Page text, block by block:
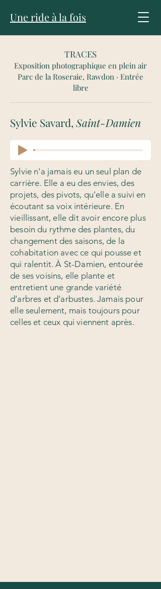
Une ride à la fois
TRACES
Exposition photographique en plein air
Parc de la Roseraie, Rawdon · Entrée
libre
Sylvie Savard, Saint-Damien
Sylvie n'a jamais eu un seul plan de
carrière. Elle a eu des envies, des
projets, des pivots, qu’elle a suivi en
écoutant sa voix intérieure. En
vieillissant, elle dit avoir encore plus
besoin du rythme des plantes, du
changement des saisons, de la
cohabitation avec ce qui pousse et
qui ralentit. À St-Damien, entourée
de ses voisins, elle plante et
entretient une grande variété
d’arbres et d’arbustes. Jamais pour
elle seulement, mais toujours pour
celles et ceux qui viennent après.